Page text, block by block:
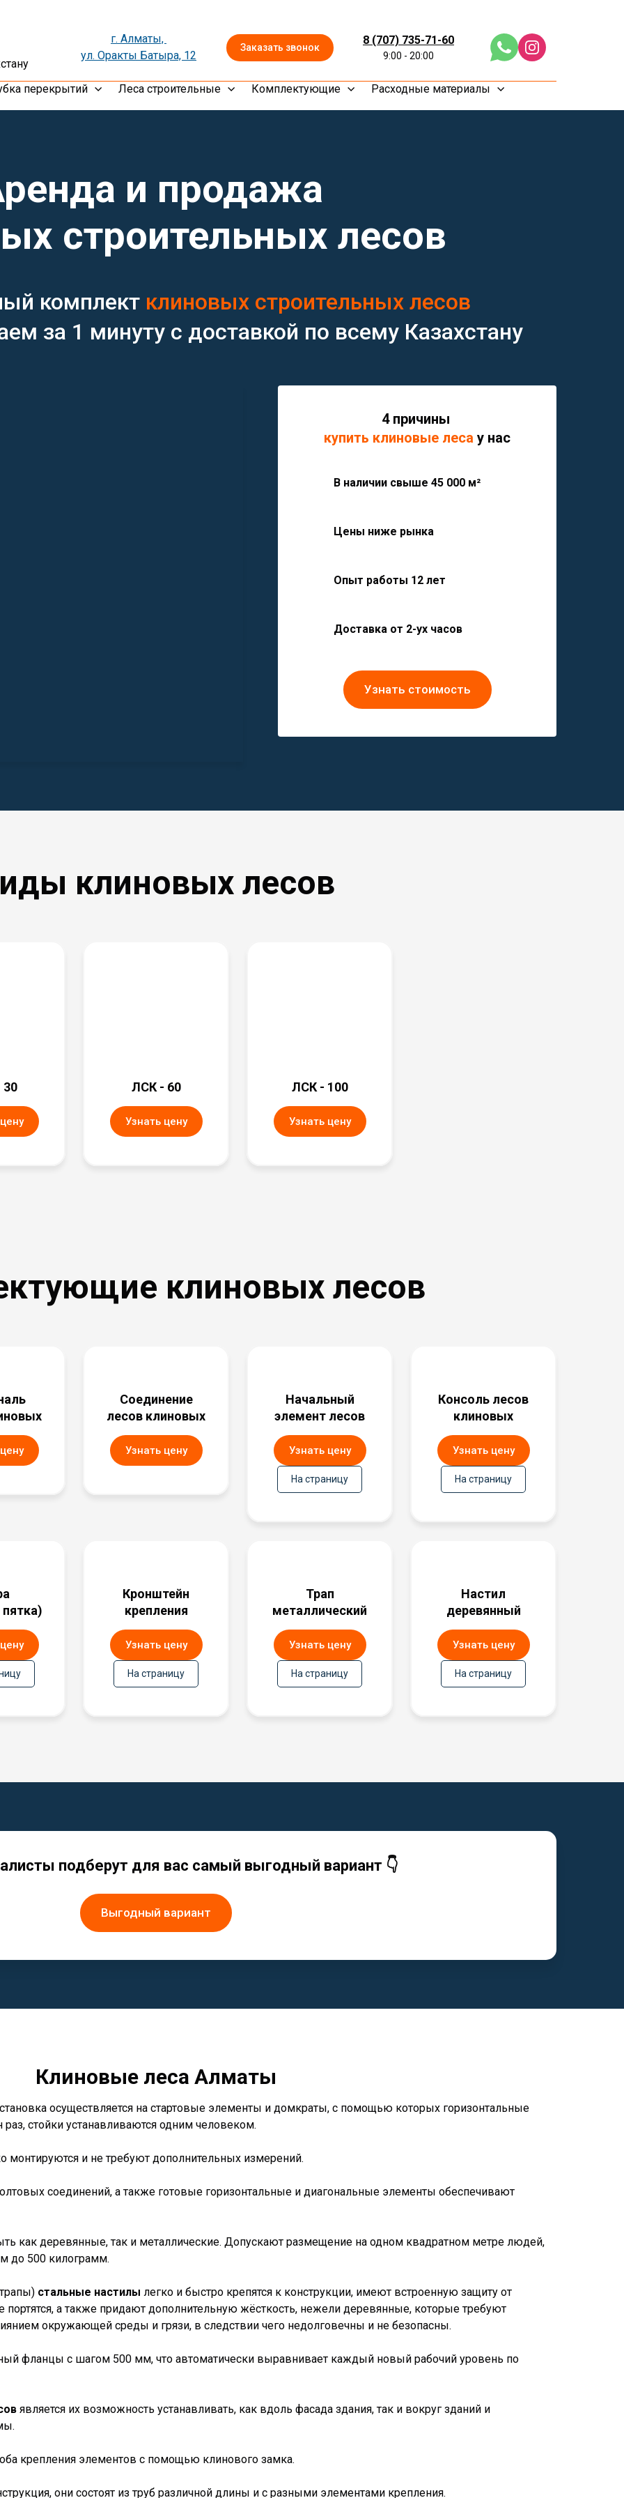
г. Алматы,
ул. Оракты Батыра, 12
Заказать звонок
8 (707) 735-71-60
9:00 - 20:00
перекрытий Леса строительные Комплектующие Расходные материалы
и продажа
строительных лесов
комплектклиновых строительных лесов
за 1 минуту с доставкой по всему Казахстану
4 причины
купить клиновые леса у нас
В наличии свыше 45 000 м²
Цены ниже рынка
Опыт работы 12 лет
Доставка от 2-ух часов
Узнать стоимость
клиновых лесов
ЛСК - 60
Узнать цену
ЛСК - 100
Узнать цену
клиновых лесов
Соединение
лесов клиновых
Узнать цену
Начальный
элемент лесов
Узнать цену
На страницу
Консоль лесов
клиновых
Узнать цену
На страницу
Кронштейн
крепления
Узнать цену
На страницу
Трап
металлический
Узнать цену
На страницу
Настил
деревянный
Узнать цену
На страницу
подберут для вас самый выгодный вариант 👇
Выгодный вариант
Клиновые леса Алматы
осуществляется на стартовые элементы и домкраты, с помощью которых горизонтальные
стойки устанавливаются одним человеком.
монтируются и не требуют дополнительных измерений.
соединений, а также готовые горизонтальные и диагональные элементы обеспечивают
как деревянные, так и металлические. Допускают размещение на одном квадратном метре людей,
до 500 килограмм.
стальные настилы легко и быстро крепятся к конструкции, имеют встроенную защиту от
портятся, а также придают дополнительную жёсткость, нежели деревянные, которые требуют
окружающей среды и грязи, в следствии чего недолговечны и не безопасны.
фланцы с шагом 500 мм, что автоматически выравнивает каждый новый рабочий уровень по
является их возможность устанавливать, как вдоль фасада здания, так и вокруг зданий и
крепления элементов с помощью клинового замка.
они состоят из труб различной длины и с разными элементами крепления.